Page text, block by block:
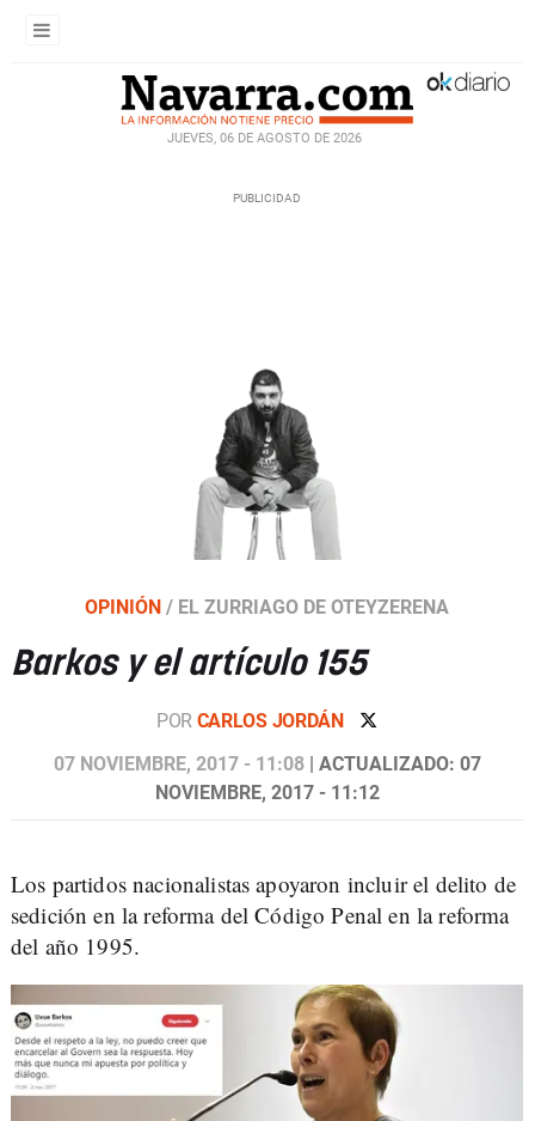
JUEVES, 06 DE AGOSTO DE 2026
OPINIÓN / EL ZURRIAGO DE OTEYZERENA
Barkos y el artículo 155
POR CARLOS JORDÁN
07 NOVIEMBRE, 2017 - 11:08| ACTUALIZADO: 07
NOVIEMBRE, 2017 - 11:12
Los partidos nacionalistas apoyaron incluir el delito de
sedición en la reforma del Código Penal en la reforma
del año 1995.